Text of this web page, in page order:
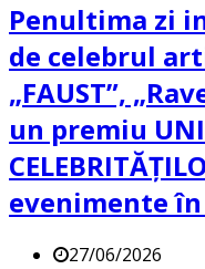
Penultima zi
de celebrul
„FAUST”,
un premiu
evenimente
27/06/2026